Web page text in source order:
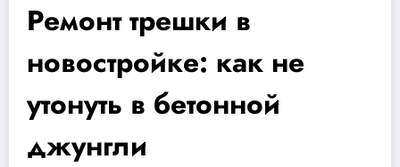
Ремонт трешки в
новостройке: как не
утонуть в бетонной
джунгли